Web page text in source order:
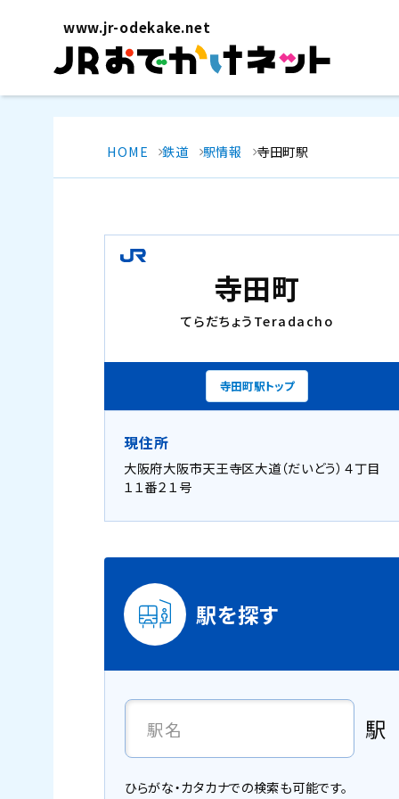
www.jr-odekake.net
HOME 鉄道 駅情報 寺田町駅
寺田町
てらだちょうTeradacho
寺田町駅トップ
現住所
大阪府大阪市天王寺区大道（だいどう）４丁目
１１番２１号
駅を探す
駅
ひらがな・カタカナでの検索も可能です。